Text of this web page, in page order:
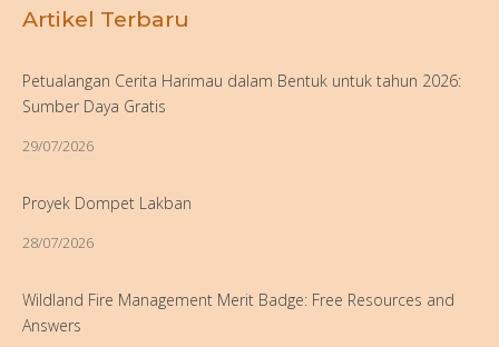
Artikel Terbaru
Petualangan Cerita Harimau dalam Bentuk untuk tahun 2026:
Sumber Daya Gratis
29/07/2026
Proyek Dompet Lakban
28/07/2026
Wildland Fire Management Merit Badge: Free Resources and
Answers